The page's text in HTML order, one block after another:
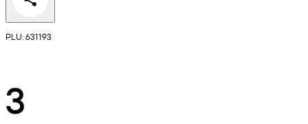
PLU: 631193
3